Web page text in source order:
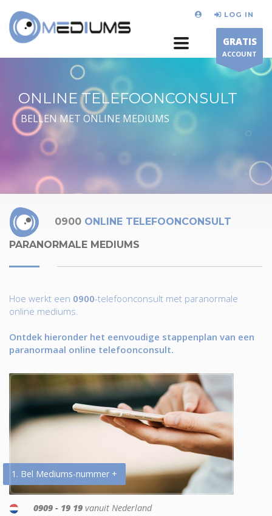
LOG IN
GRATIS
ACCOUNT
ONLINE TELEFOONCONSULT
BELLEN MET ONLINE MEDIUMS
0900 ONLINE TELEFOONCONSULT
PARANORMALE MEDIUMS
Hoe werkt een 0900-telefoonconsult met paranormale
online mediums.
Ontdek hieronder het eenvoudige stappenplan van een
paranormaal online telefoonconsult.
1. Bel Mediums-nummer +
0909 - 19 19 vanuit Nederland